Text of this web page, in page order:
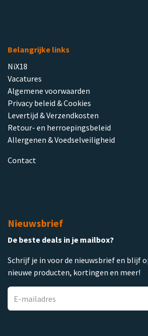
Belangrijke links
NiX18
Vacatures
Algemene voorwaarden
Privacy beleid & Cookies
Levertijd & Verzendkosten
Retour- en herroepingsbeleid
Allergenen & Voedselveiligheid
Contact
Nieuwsbrief
De beste deals in je mailbox?
Schrijf je in voor de nieuwsbrief en blijf
nieuwe producten, kortingen en meer!